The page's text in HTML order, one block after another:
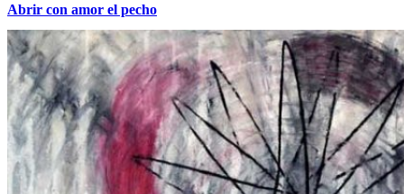
Abrir con amor el pecho